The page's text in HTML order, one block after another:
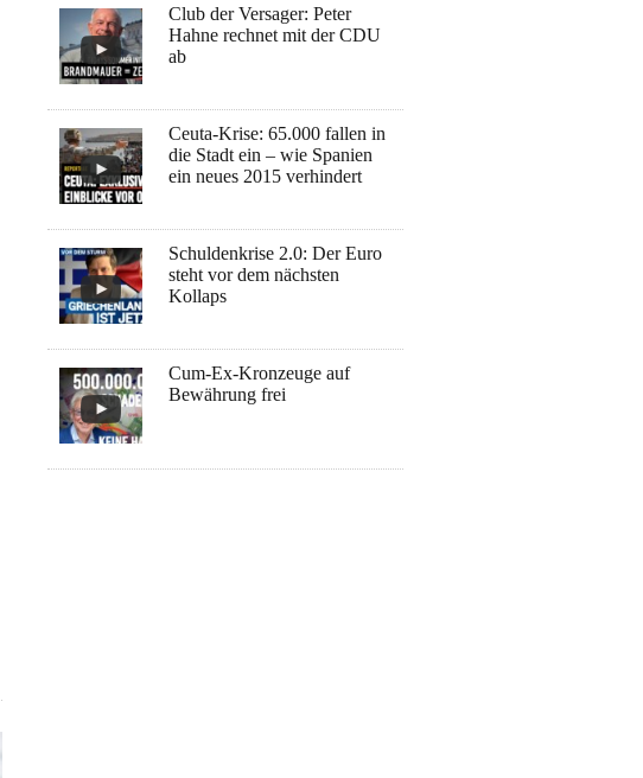
Club der Versager: Peter
Hahne rechnet mit der CDU
ab
Ceuta-Krise: 65.000 fallen in
die Stadt ein – wie Spanien
ein neues 2015 verhindert
Schuldenkrise 2.0: Der Euro
steht vor dem nächsten
Kollaps
Cum-Ex-Kronzeuge auf
Bewährung frei